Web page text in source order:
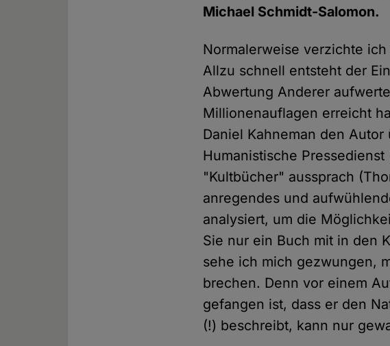
Michael Schmidt-Salomon.
Normalerweise verzichte
Allzu schnell entsteht der
Abwertung Anderer
Millionenauflagen erreicht
Daniel Kahneman den
Humanistische
"Kultbücher" aussprach
anregendes und
analysiert, um die
Sie nur ein Buch mit in den
sehe ich mich gezwungen,
brechen. Denn vor einem
gefangen ist, dass er den
(!) beschreibt, kann nur